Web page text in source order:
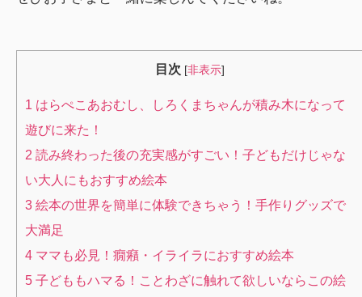
目次 [非表示]
1 はらぺこあおむし、しろくまちゃんが積み木になって
遊びに来た！
2 読み終わった後の充実感がすごい！子どもだけじゃな
い大人にもおすすめ絵本
3 絵本の世界を簡単に体験できちゃう！手作りグッズで
大満足
4 ママも必見！癇癪・イライラにおすすめ絵本
5 子どももハマる！ことわざに触れて欲しいならこの絵